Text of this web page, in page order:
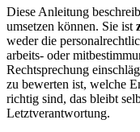
Diese Anleitung
umsetzen können. Sie ist
weder die
arbeits- oder
Rechtsprechung
zu bewerten ist, welche
richtig sind, das bleibt
Letztverantwortung.